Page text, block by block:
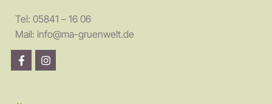
Tel: 05841 – 16 06
Mail: info@ma-gruenwelt.de